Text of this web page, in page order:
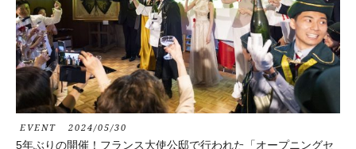
EVENT 2024/05/30
5年ぶりの開催！フランス大使公邸で行われた「オープニングセ